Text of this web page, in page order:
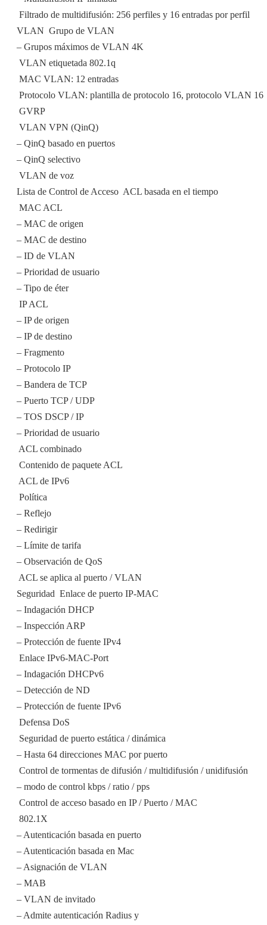
 Filtrado de multidifusión: 256 perfiles y 16 entradas por perfil
VLAN  Grupo de VLAN
– Grupos máximos de VLAN 4K
 VLAN etiquetada 802.1q
 MAC VLAN: 12 entradas
 Protocolo VLAN: plantilla de protocolo 16, protocolo VLAN 16
 GVRP
 VLAN VPN (QinQ)
– QinQ basado en puertos
– QinQ selectivo
 VLAN de voz
Lista de Control de Acceso  ACL basada en el tiempo
 MAC ACL
– MAC de origen
– MAC de destino
– ID de VLAN
– Prioridad de usuario
– Tipo de éter
 IP ACL
– IP de origen
– IP de destino
– Fragmento
– Protocolo IP
– Bandera de TCP
– Puerto TCP / UDP
– TOS DSCP / IP
– Prioridad de usuario
 ACL combinado
 Contenido de paquete ACL
 ACL de IPv6
 Política
– Reflejo
– Redirigir
– Límite de tarifa
– Observación de QoS
 ACL se aplica al puerto / VLAN
Seguridad  Enlace de puerto IP-MAC
– Indagación DHCP
– Inspección ARP
– Protección de fuente IPv4
 Enlace IPv6-MAC-Port
– Indagación DHCPv6
– Detección de ND
– Protección de fuente IPv6
 Defensa DoS
 Seguridad de puerto estática / dinámica
– Hasta 64 direcciones MAC por puerto
 Control de tormentas de difusión / multidifusión / unidifusión
– modo de control kbps / ratio / pps
 Control de acceso basado en IP / Puerto / MAC
 802.1X
– Autenticación basada en puerto
– Autenticación basada en Mac
– Asignación de VLAN
– MAB
– VLAN de invitado
– Admite autenticación Radius y